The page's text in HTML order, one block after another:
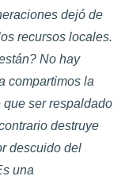
dejó de
recursos locales.
No hay
compartimos la
ser respaldado
destruye
descuido del
una